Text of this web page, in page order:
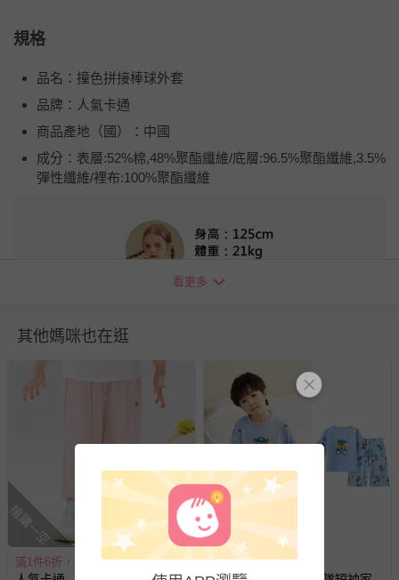
規格
品名：撞色拼接棒球外套
品牌：人氣卡通
商品產地（國）：中國
成分：表層:52%棉,48%聚酯纖維/底層:96.5%聚酯纖維,3.5%
彈性纖維/裡布:100%聚酯纖維
看更多
其他媽咪也在逛
搶購一空
滿1件6折，滿2件5折 滿1件6折，滿2件5折